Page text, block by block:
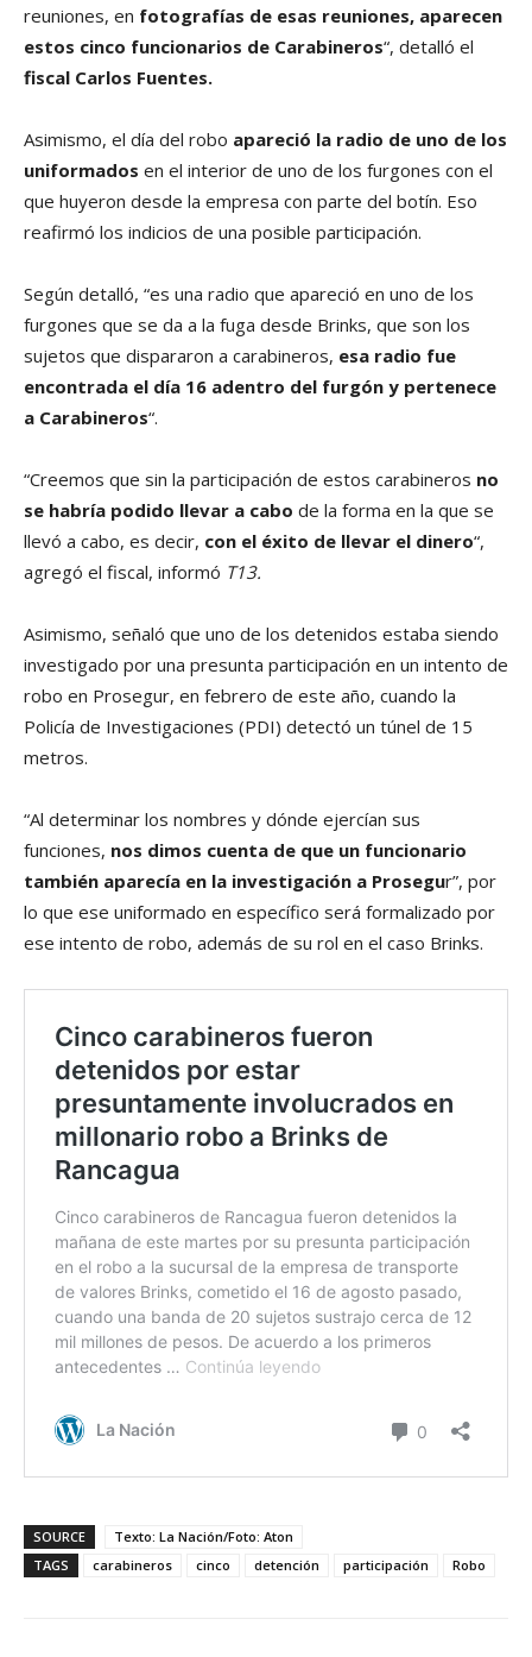
reuniones, en fotografías de esas reuniones, aparecen
estos cinco funcionarios de Carabineros“, detalló el
fiscal Carlos Fuentes.
Asimismo, el día del robo apareció la radio de uno de los
uniformados en el interior de uno de los furgones con el
que huyeron desde la empresa con parte del botín. Eso
reafirmó los indicios de una posible participación.
Según detalló, “es una radio que apareció en uno de los
furgones que se da a la fuga desde Brinks, que son los
sujetos que dispararon a carabineros, esa radio fue
encontrada el día 16 adentro del furgón y pertenece
a Carabineros“.
“Creemos que sin la participación de estos carabineros no
se habría podido llevar a cabo de la forma en la que se
llevó a cabo, es decir, con el éxito de llevar el dinero“,
agregó el fiscal, informó T13.
Asimismo, señaló que uno de los detenidos estaba siendo
investigado por una presunta participación en un intento de
robo en Prosegur, en febrero de este año, cuando la
Policía de Investigaciones (PDI) detectó un túnel de 15
metros.
“Al determinar los nombres y dónde ejercían sus
funciones, nos dimos cuenta de que un funcionario
también aparecía en la investigación a Prosegur”, por
lo que ese uniformado en específico será formalizado por
ese intento de robo, además de su rol en el caso Brinks.
SOURCE
Texto: La Nación/Foto: Aton
TAGS
carabineros cinco detención participación Robo